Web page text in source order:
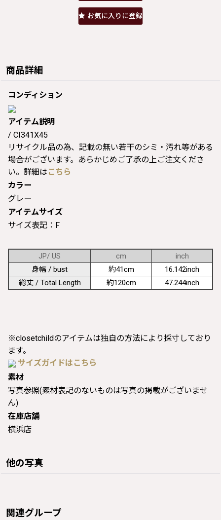
お気に入りに登録
商品詳細
コンディション
アイテム説明
/ CI341X45
リサイクル品の為、記載の無い若干のシミ・汚れ等がある
場合がございます。あらかじめご了承の上ご注文くださ
い。詳細は こちら
カラー
グレー
アイテムサイズ
サイズ表記：F
JP/ US cm
inch
身幅 / bust
約41cm
16.142inch
総丈 / Total Length
約120cm 47.244inch
※closetchildのアイテムは独自の方法により採寸しており
ます。
サイズガイドはこちら
素材
写真参照(素材表記のないものは写真の掲載がございませ
ん)
在庫店舗
横浜店
他の写真
関連グループ